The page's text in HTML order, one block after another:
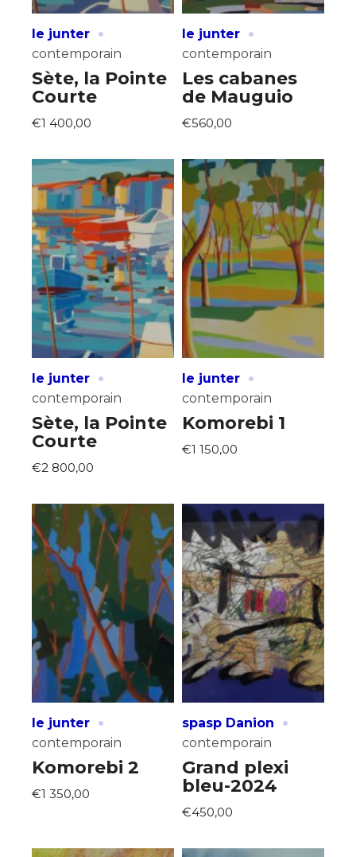
le junter ·
contemporain
Sète, la Pointe
Courte
€1 400,00
le junter ·
contemporain
Les cabanes
de Mauguio
€560,00
le junter ·
contemporain
Sète, la Pointe
Courte
€2 800,00
le junter ·
contemporain
Komorebi 1
€1 150,00
le junter ·
contemporain
Komorebi 2
€1 350,00
spasp Danion ·
contemporain
Grand plexi
bleu-2024
€450,00